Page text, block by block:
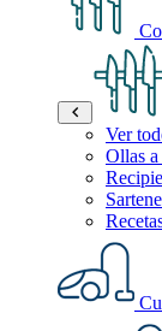
Ver
Ollas a